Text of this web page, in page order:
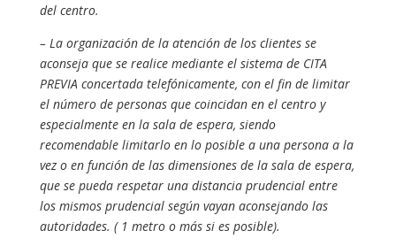
del centro.
– La organización de la atención de los clientes se
aconseja que se realice mediante el sistema de CITA
PREVIA concertada telefónicamente, con el fin de limitar
el número de personas que coincidan en el centro y
especialmente en la sala de espera, siendo
recomendable limitarlo en lo posible a una persona a la
vez o en función de las dimensiones de la sala de espera,
que se pueda respetar una distancia prudencial entre
los mismos prudencial según vayan aconsejando las
autoridades. ( 1 metro o más si es posible).